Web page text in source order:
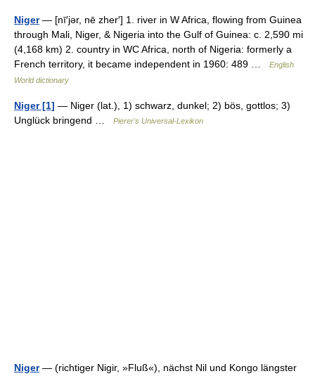
Niger— [nī′jər, nē zher′] 1. river in W Africa, flowing from Guinea
through Mali, Niger, & Nigeria into the Gulf of Guinea: c. 2,590 mi
(4,168 km) 2. country in WC Africa, north of Nigeria: formerly a
French territory, it became independent in 1960: 489 …
English
World dictionary
Niger [1] — Niger (lat.), 1) schwarz, dunkel; 2) bös, gottlos; 3)
Unglück bringend …
Pierer's Universal-Lexikon
Niger— (richtiger Nigir, »Fluß«), nächst Nil und Kongo längster